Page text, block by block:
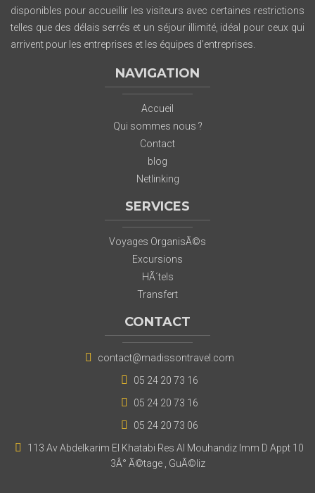
disponibles pour accueillir les visiteurs avec certaines restrictions
telles que des délais serrés et un séjour illimité, idéal pour ceux qui
arrivent pour les entreprises et les équipes d'entreprises.
NAVIGATION
Accueil
Qui sommes nous ?
Contact
blog
Netlinking
SERVICES
Voyages OrganisÃ©s
Excursions
HÃ´tels
Transfert
CONTACT
contact@madissontravel.com
05 24 20 73 16
05 24 20 73 16
05 24 20 73 06
113 Av Abdelkarim El Khatabi Res Al Mouhandiz Imm D Appt 10
3Â° Ã©tage , GuÃ©liz